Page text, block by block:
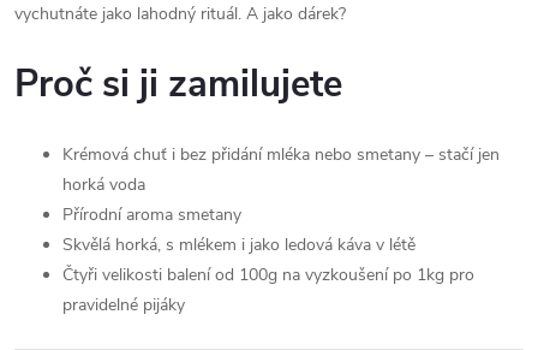
vychutnáte jako lahodný rituál. A jako dárek?
Proč si ji zamilujete
Krémová chuť i bez přidání mléka nebo smetany – stačí jen
horká voda
Přírodní aroma smetany
Skvělá horká, s mlékem i jako ledová káva v létě
Čtyři velikosti balení od 100g na vyzkoušení po 1kg pro
pravidelné pijáky